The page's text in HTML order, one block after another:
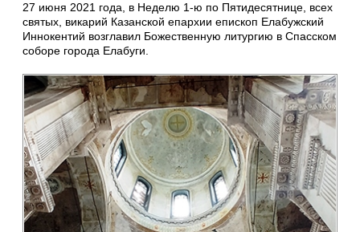
27 июня 2021 года, в Неделю 1-ю по Пятидесятнице, всех
святых, викарий Казанской епархии епископ Елабужский
Иннокентий возглавил Божественную литургию в Спасском
соборе города Елабуги.